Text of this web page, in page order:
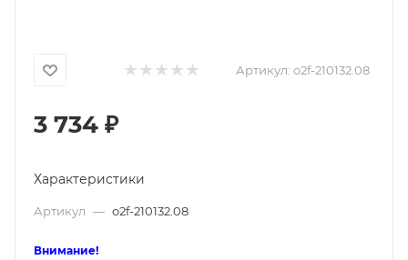
Артикул: o2f-210132.08
3 734 ₽
Характеристики
Артикул — o2f-210132.08
Внимание!